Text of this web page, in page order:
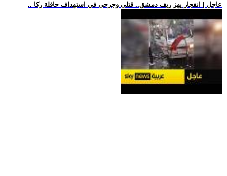
.. عاجل | انفجار يهز ريف دمشق.. قتلى وجرحى في استهداف حافلة ركا